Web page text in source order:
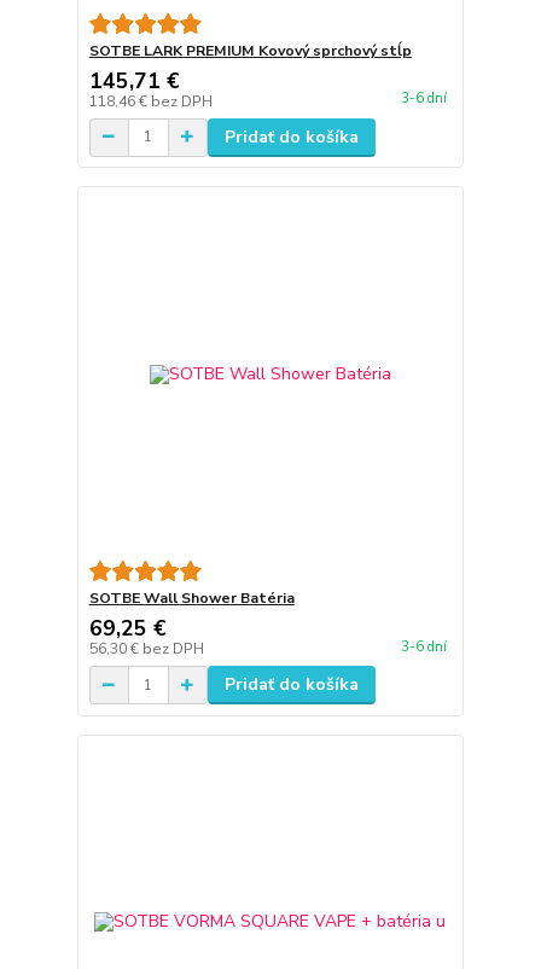
SOTBE LARK PREMIUM Kovový sprchový stĺp
145,71 €
118,46 € bez DPH 3-6 dní
Pridať do košíka
SOTBE Wall Shower Batéria
69,25 €
56,30 € bez DPH 3-6 dní
Pridať do košíka